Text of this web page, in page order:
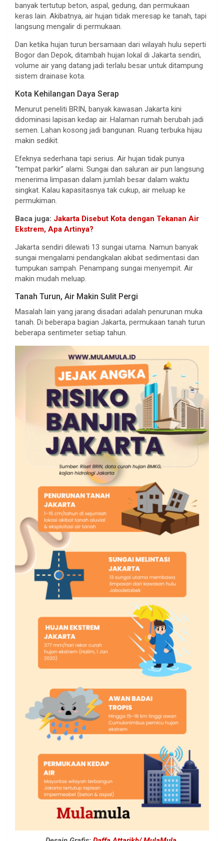
banyak tertutup beton, aspal, gedung, dan permukaan
keras lain. Akibatnya, air hujan tidak meresap ke tanah, tapi
langsung mengalir di permukaan.
Dan ketika hujan turun bersamaan dari wilayah hulu seperti
Bogor dan Depok, ditambah hujan lokal di Jakarta sendiri,
volume air yang datang jadi terlalu besar untuk ditampung
sistem drainase kota.
Kota Kehilangan Daya Serap
Menurut peneliti BRIN, banyak kawasan Jakarta kini
didominasi lapisan kedap air. Halaman rumah berubah jadi
semen. Lahan kosong jadi bangunan. Ruang terbuka hijau
makin sedikit.
Efeknya sederhana tapi serius. Air hujan tidak punya
“tempat parkir” alami. Sungai dan saluran air pun langsung
menerima limpasan dalam jumlah besar dalam waktu
singkat. Kalau kapasitasnya tak cukup, air meluap ke
permukiman.
Baca juga: Jakarta Disebut Kota dengan Tekanan Air
Ekstrem, Apa Artinya?
Jakarta sendiri dilewati 13 sungai utama. Namun banyak
sungai mengalami pendangkalan akibat sedimentasi dan
tumpukan sampah. Penampang sungai menyempit. Air
makin mudah meluap.
Tanah Turun, Air Makin Sulit Pergi
Masalah lain yang jarang disadari adalah penurunan muka
tanah. Di beberapa bagian Jakarta, permukaan tanah turun
beberapa sentimeter setiap tahun.